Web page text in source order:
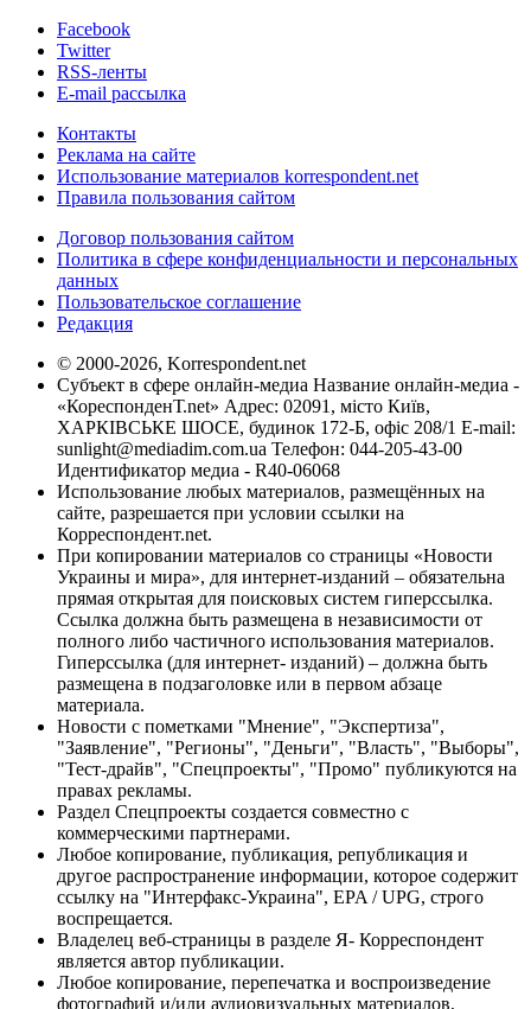
Facebook
Twitter
RSS-ленты
E-mail рассылка
Контакты
Реклама на сайте
Использование материалов korrespondent.net
Правила пользования сайтом
Договор пользования сайтом
Политика в сфере конфиденциальности и персональных
данных
Пользовательское соглашение
Редакция
© 2000-2026, Korrespondent.net
Субъект в сфере онлайн-медиа Название онлайн-медиа -
«КореспонденТ.net» Адрес: 02091, місто Київ,
ХАРКІВСЬКЕ ШОСЕ, будинок 172-Б, офіс 208/1 E-mail:
sunlight@mediadim.com.ua Телефон: 044-205-43-00
Идентификатор медиа - R40-06068
Использование любых материалов, размещённых на
сайте, разрешается при условии ссылки на
Корреспондент.net.
При копировании материалов со страницы «Новости
Украины и мира», для интернет-изданий – обязательна
прямая открытая для поисковых систем гиперссылка.
Ссылка должна быть размещена в независимости от
полного либо частичного использования материалов.
Гиперссылка (для интернет- изданий) – должна быть
размещена в подзаголовке или в первом абзаце
материала.
Новости с пометками "Мнение", "Экспертиза",
"Заявление", "Регионы", "Деньги", "Власть", "Выборы",
"Тест-драйв", "Спецпроекты", "Промо" публикуются на
правах рекламы.
Раздел Спецпроекты создается совместно с
коммерческими партнерами.
Любое копирование, публикация, републикация и
другое распространение информации, которое содержит
ссылку на "Интерфакс-Украина", EPA / UPG, строго
воспрещается.
Владелец веб-страницы в разделе Я- Корреспондент
является автор публикации.
Любое копирование, перепечатка и воспроизведение
фотографий и/или аудиовизуальных материалов,